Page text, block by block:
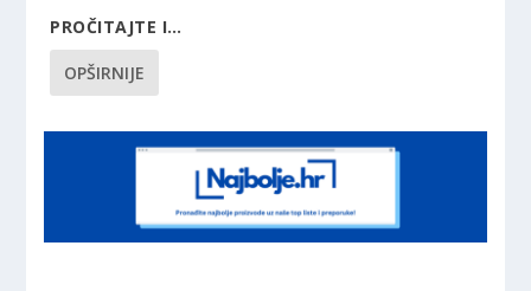
PROČITAJTE I…
OPŠIRNIJE